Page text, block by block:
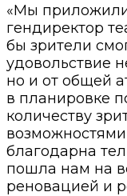
«Мы
гендиректор
бы зрители
удовольствие
но и от общей
в планировке
количеству
благодарна
пошла нам на
реновацией и